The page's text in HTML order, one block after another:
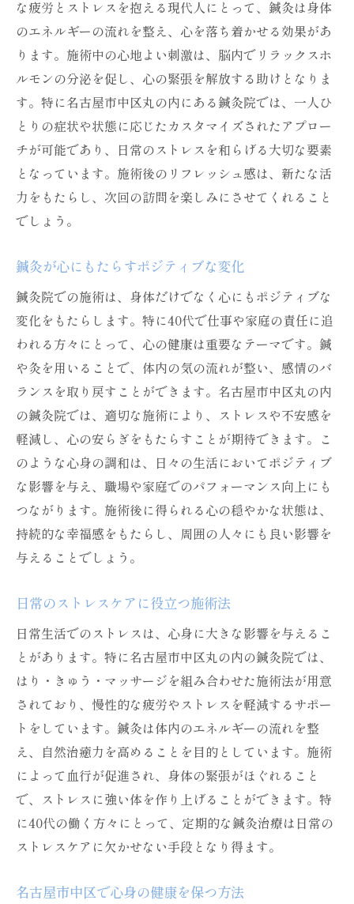
な疲労とストレスを抱える現代人にとって、鍼灸は身体
のエネルギーの流れを整え、心を落ち着かせる効果があ
ります。施術中の心地よい刺激は、脳内でリラックスホ
ルモンの分泌を促し、心の緊張を解放する助けとなりま
す。特に名古屋市中区丸の内にある鍼灸院では、一人ひ
とりの症状や状態に応じたカスタマイズされたアプロー
チが可能であり、日常のストレスを和らげる大切な要素
となっています。施術後のリフレッシュ感は、新たな活
力をもたらし、次回の訪問を楽しみにさせてくれること
でしょう。
鍼灸が心にもたらすポジティブな変化
鍼灸院での施術は、身体だけでなく心にもポジティブな
変化をもたらします。特に40代で仕事や家庭の責任に追
われる方々にとって、心の健康は重要なテーマです。鍼
や灸を用いることで、体内の気の流れが整い、感情のバ
ランスを取り戻すことができます。名古屋市中区丸の内
の鍼灸院では、適切な施術により、ストレスや不安感を
軽減し、心の安らぎをもたらすことが期待できます。こ
のような心身の調和は、日々の生活においてポジティブ
な影響を与え、職場や家庭でのパフォーマンス向上にも
つながります。施術後に得られる心の穏やかな状態は、
持続的な幸福感をもたらし、周囲の人々にも良い影響を
与えることでしょう。
日常のストレスケアに役立つ施術法
日常生活でのストレスは、心身に大きな影響を与えるこ
とがあります。特に名古屋市中区丸の内の鍼灸院では、
はり・きゅう・マッサージを組み合わせた施術法が用意
されており、慢性的な疲労やストレスを軽減するサポー
トをしています。鍼灸は体内のエネルギーの流れを整
え、自然治癒力を高めることを目的としています。施術
によって血行が促進され、身体の緊張がほぐれること
で、ストレスに強い体を作り上げることができます。特
に40代の働く方々にとって、定期的な鍼灸治療は日常の
ストレスケアに欠かせない手段となり得ます。
名古屋市中区で心身の健康を保つ方法